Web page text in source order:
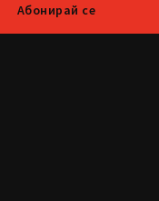
Абонирай се